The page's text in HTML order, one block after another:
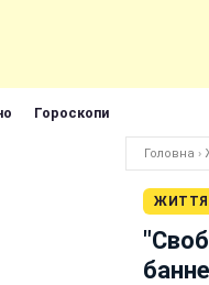
Гороскопи
Головна ›
ЖИТТЯ